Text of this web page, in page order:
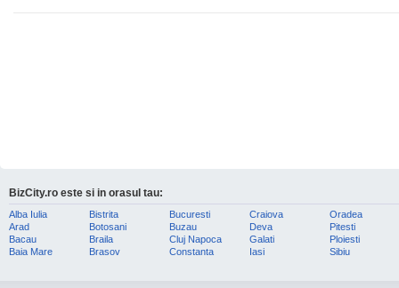
BizCity.ro este si in orasul tau:
Alba Iulia
Arad
Bacau
Baia Mare
Bistrita
Botosani
Braila
Brasov
Bucuresti
Buzau
Cluj Napoca
Constanta
Craiova
Deva
Galati
Iasi
Oradea
Pitesti
Ploiesti
Sibiu